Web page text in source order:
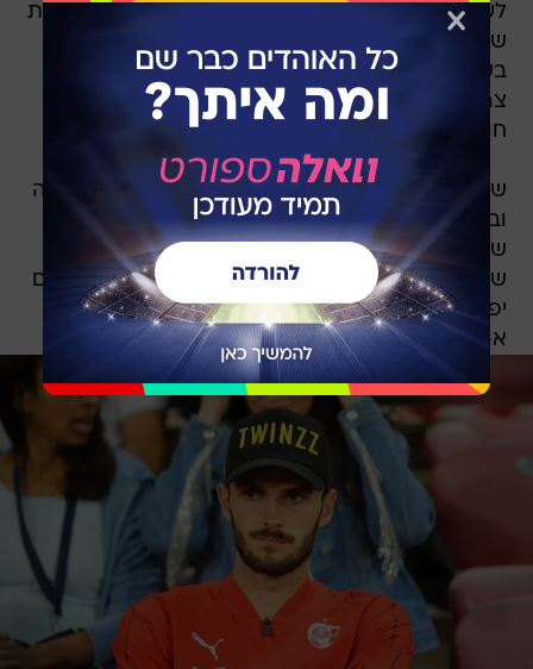
לעונה הזו ועשה הכנה אישית חזקה בפגרה כדי להיות
שותף לעונה הרבה יותר טובה בהפועל באר שבע
בעונה הבאה. אבל התקבלה החלטה והוא כמקצוען
צריך לחפש קבוצה אחרת. אם הוא לא ימצא, יש לו
חוזה בבאר שבע לעונה נוספת".
שכרו של סאבו נע סביב 300 אלף דולר לעונה הבאה
ובארץ לא נראה שתהיה קבוצה שתיקח אותו. היעד
שלו עשוי להיות הליגה הטורקית או הסלובקית.
שחרורו של סאבו אמור לפנות מקום לאלמוג כהן וגם
יפנה מקום לזר, כך שבאר שבע תוכל להחתים את
ארנסטס שטקוס לעמדת השוער.